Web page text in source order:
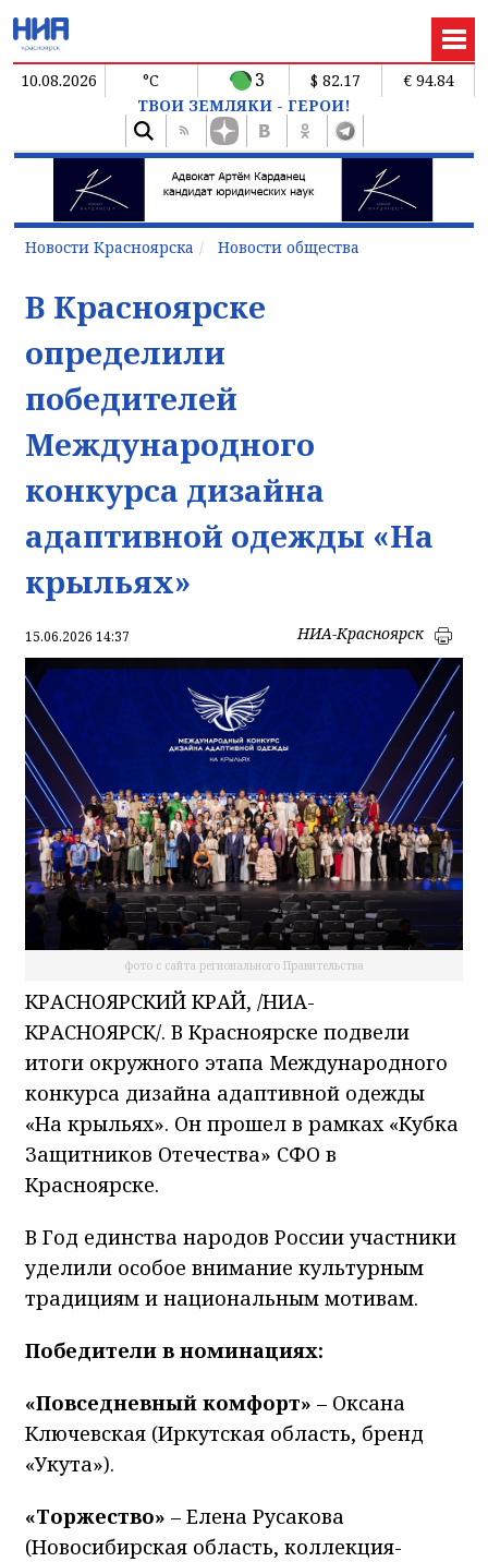
10.08.2026 °C 3 $ 82.17
€ 94.84
ТВОИ ЗЕМЛЯКИ - ГЕРОИ!
Новости Красноярска Новости общества
В Красноярске
определили
победителей
Международного
конкурса дизайна
адаптивной одежды «На
крыльях»
15.06.2026 14:37 НИА-Красноярск
фото с сайта регионального Правительства
КРАСНОЯРСКИЙ КРАЙ, /НИА-
КРАСНОЯРСК/. В Красноярске подвели
итоги окружного этапа Международного
конкурса дизайна адаптивной одежды
«На крыльях». Он прошел в рамках «Кубка
Защитников Отечества» СФО в
Красноярске.
В Год единства народов России участники
уделили особое внимание культурным
традициям и национальным мотивам.
Победители в номинациях:
«Повседневный комфорт» – Оксана
Ключевская (Иркутская область, бренд
«Укута»).
«Торжество» – Елена Русакова
(Новосибирская область, коллекция-